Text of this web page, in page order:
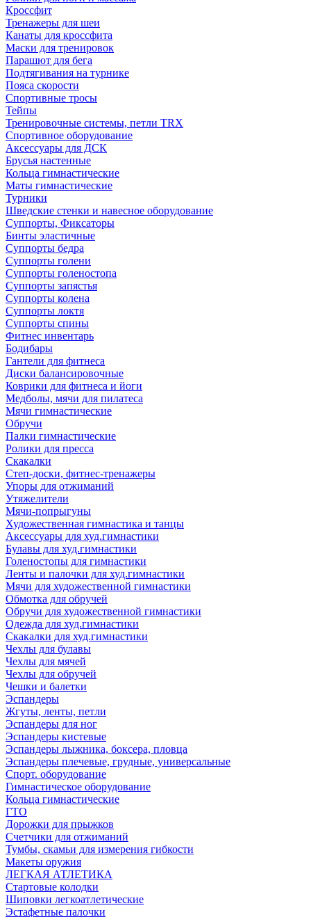
Кроссфит
Тренажеры для шеи
Канаты для кроссфита
Маски для тренировок
Парашют для бега
Подтягивания на турнике
Пояса скорости
Спортивные тросы
Тейпы
Тренировочные системы, петли TRX
Спортивное оборудование
Аксессуары для ДСК
Брусья настенные
Кольца гимнастические
Маты гимнастические
Турники
Шведские стенки и навесное оборудование
Суппорты, Фиксаторы
Бинты эластичные
Суппорты бедра
Суппорты голени
Суппорты голеностопа
Суппорты запястья
Суппорты колена
Суппорты локтя
Суппорты спины
Фитнес инвентарь
Бодибары
Гантели для фитнеса
Диски балансировочные
Коврики для фитнеса и йоги
Медболы, мячи для пилатеса
Мячи гимнастические
Обручи
Палки гимнастические
Ролики для пресса
Скакалки
Степ-доски, фитнес-тренажеры
Упоры для отжиманий
Утяжелители
Мячи-попрыгуны
Художественная гимнастика и танцы
Аксессуары для худ.гимнастики
Булавы для худ.гимнастики
Голеностопы для гимнастики
Ленты и палочки для худ.гимнастики
Мячи для художественной гимнастики
Обмотка для обручей
Обручи для художественной гимнастики
Одежда для худ.гимнастики
Скакалки для худ.гимнастики
Чехлы для булавы
Чехлы для мячей
Чехлы для обручей
Чешки и балетки
Эспандеры
Жгуты, ленты, петли
Эспандеры для ног
Эспандеры кистевые
Эспандеры лыжника, боксера, пловца
Эспандеры плечевые, грудные, универсальные
Спорт. оборудование
Гимнастическое оборудование
Кольца гимнастические
ГТО
Дорожки для прыжков
Счетчики для отжиманий
Тумбы, скамьи для измерения гибкости
Макеты оружия
ЛЕГКАЯ АТЛЕТИКА
Стартовые колодки
Шиповки легкоатлетические
Эстафетные палочки